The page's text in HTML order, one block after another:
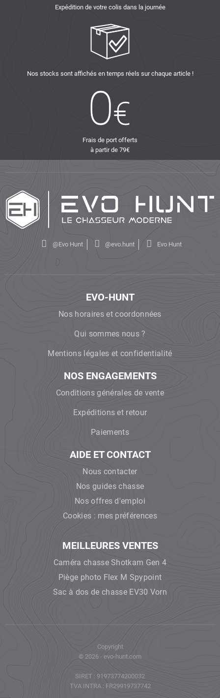
Expédition de votre colis dans la journée
Nos stocks sont affichés en temps réels sur chaque article !
Frais de port offerts
à partir de 79€
@Evo Hunt @evo.hunt Evo Hunt
EVO-HUNT
Nos horaires et coordonnées
Qui sommes nous ?
Mentions légales et confidentialité
NOS ENGAGEMENTS
Conditions générales de vente
Expéditions et retour
Paiements
AIDE ET CONTACT
Nous contacter
Nos guides chasse
Nos offres d'emploi
Cookies : mes préférences
MEILLEURES VENTES
Caméra chasse Shotkam Gen 4
Piège photo Flex M Spypoint
Sac à dos de chasse EV30 Vorn
Copyright
© 2026 - evo-hunt.com
SIRET : 91973774200032
TVA INTRA : FR29919737742